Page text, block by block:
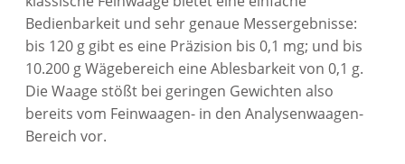
Bedienbarkeit und sehr genaue Messergebnisse:
bis 120 g gibt es eine Präzision bis 0,1 mg; und bis
10.200 g Wägebereich eine Ablesbarkeit von 0,1 g.
Die Waage stößt bei geringen Gewichten also
bereits vom Feinwaagen- in den Analysenwaagen-
Bereich vor.